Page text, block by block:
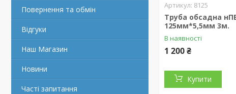
Повернення та обмін
Відгуки
Наш Магазин
Новини
Часті запитання
8125
Труба обсадна
125мм*5,5мм 3м.
В наявності
1 200 ₴
Купити